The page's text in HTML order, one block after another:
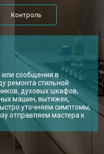
Контроль
или сообщения в
ремонта стильной
духовых шкафов,
машин, вытяжек,
уточняем симптомы,
отправляем мастера к